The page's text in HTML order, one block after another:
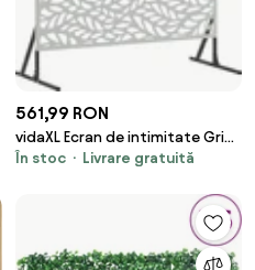
561,99 RON
vidaXL Ecran de intimitate Gri
100 x 50 x 180 cm Oțel
În stoc Livrare gratuită